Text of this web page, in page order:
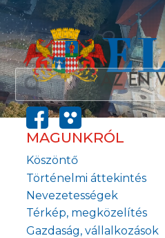
MAGUNKRÓL
Köszöntő
Történelmi áttekintés
Nevezetességek
Térkép, megközelítés
Gazdaság, vállalkozások